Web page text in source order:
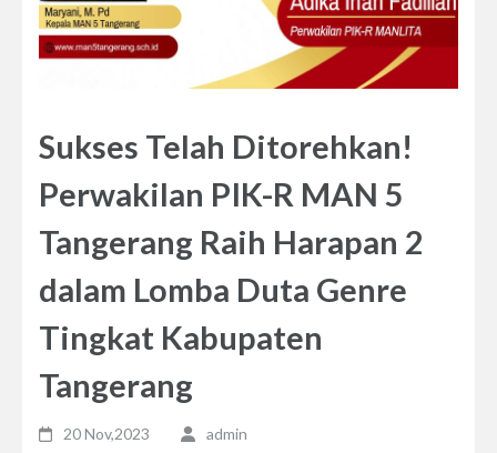
Sukses Telah Ditorehkan!
Perwakilan PIK-R MAN 5
Tangerang Raih Harapan 2
dalam Lomba Duta Genre
Tingkat Kabupaten
Tangerang
20 Nov,2023
admin